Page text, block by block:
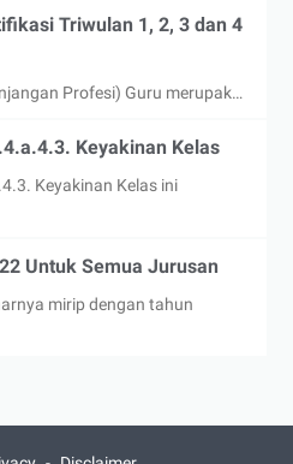
Triwulan 1, 2, 3 dan 4
Profesi) Guru merupak…
Keyakinan Kelas
Keyakinan Kelas ini
Untuk Semua Jurusan
mirip dengan tahun